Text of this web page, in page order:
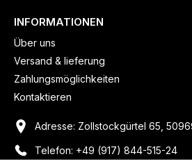
INFORMATIONEN
Über uns
Versand & lieferung
Zahlungsmöglichkeiten
Kontaktieren
Adresse: Zollstockgürtel 65,
Telefon: +49 (917) 844-515-24